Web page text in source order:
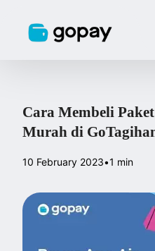
Cara Membeli
Murah di
10 February 2023•1 min